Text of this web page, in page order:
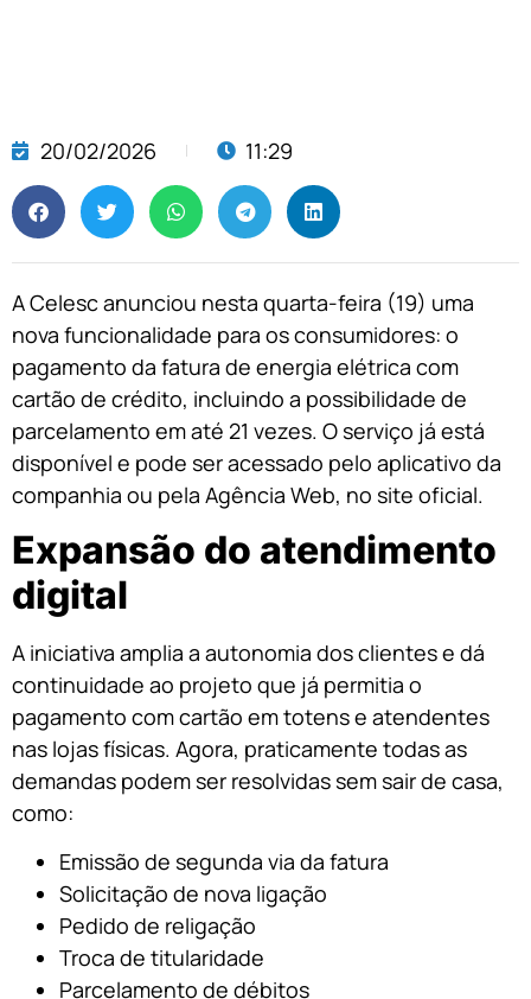
20/02/2026 11:29
A Celesc anunciou nesta quarta-feira (19) uma
nova funcionalidade para os consumidores: o
pagamento da fatura de energia elétrica com
cartão de crédito, incluindo a possibilidade de
parcelamento em até 21 vezes. O serviço já está
disponível e pode ser acessado pelo aplicativo da
companhia ou pela Agência Web, no site oficial.
Expansão do atendimento
digital
A iniciativa amplia a autonomia dos clientes e dá
continuidade ao projeto que já permitia o
pagamento com cartão em totens e atendentes
nas lojas físicas. Agora, praticamente todas as
demandas podem ser resolvidas sem sair de casa,
como:
Emissão de segunda via da fatura
Solicitação de nova ligação
Pedido de religação
Troca de titularidade
Parcelamento de débitos